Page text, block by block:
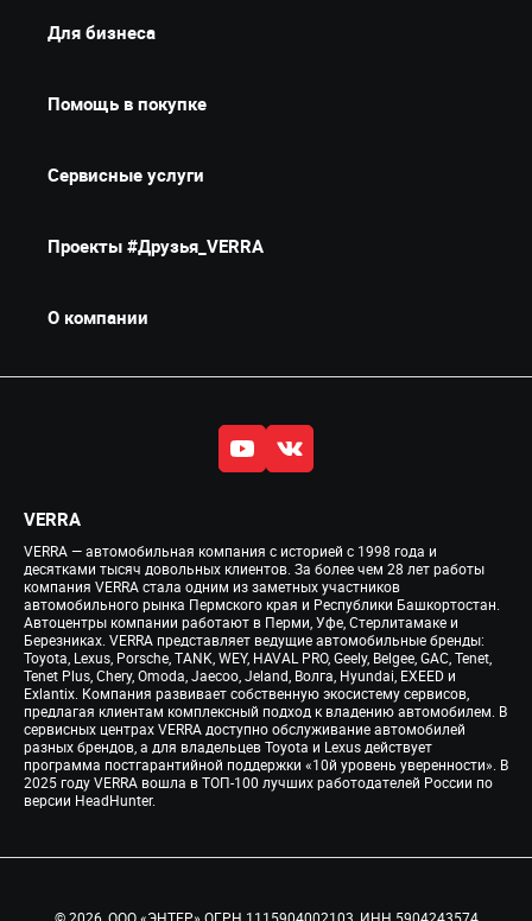
Для бизнеса
Помощь в покупке
Сервисные услуги
Проекты #Друзья_VERRA
О компании
VERRA
VERRA — автомобильная компания с историей с 1998 года и
десятками тысяч довольных клиентов. За более чем 28 лет работы
компания VERRA стала одним из заметных участников
автомобильного рынка Пермского края и Республики Башкортостан.
Автоцентры компании работают в Перми, Уфе, Стерлитамаке и
Березниках. VERRA представляет ведущие автомобильные бренды:
Toyota, Lexus, Porsche, TANK, WEY, HAVAL PRO, Geely, Belgee, GAC, Tenet,
Tenet Plus, Chery, Omoda, Jaecoo, Jeland, Волга, Hyundai, EXEED и
Exlantix. Компания развивает собственную экосистему сервисов,
предлагая клиентам комплексный подход к владению автомобилем. В
сервисных центрах VERRA доступно обслуживание автомобилей
разных брендов, а для владельцев Toyota и Lexus действует
программа постгарантийной поддержки «10й уровень уверенности». В
2025 году VERRA вошла в ТОП-100 лучших работодателей России по
версии HeadHunter.